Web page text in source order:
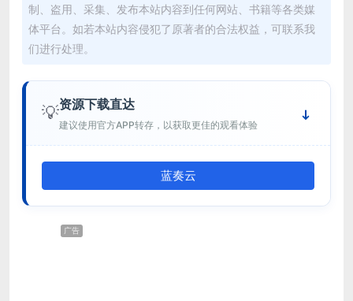
制、盗用、采集、发布本站内容到任何网站、书籍等各类媒
体平台。如若本站内容侵犯了原著者的合法权益，可联系我
们进行处理。
💡资源下载直达
建议使用官方APP转存，以获取更佳的观看体验
蓝奏云
广告